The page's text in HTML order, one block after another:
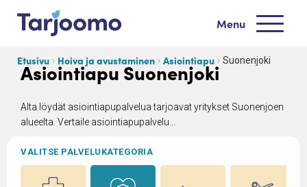
Siirry sisältöön
Menu
Etusivu Hoiva ja avustaminen Asiointiapu Suonenjoki
Asiointiapu Suonenjoki
Alta löydät asiointiapupalvelua tarjoavat yritykset Suonenjoen
alueelta. Vertaile asiointiapupalvelu...
VALITSE PALVELUKATEGORIA